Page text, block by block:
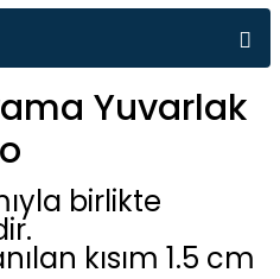
Yuvarlak
birlikte
kısım 1.5 cm